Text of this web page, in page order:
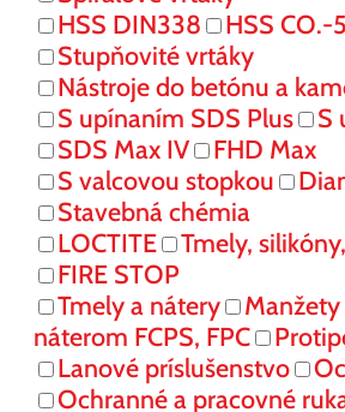
HSS DIN338
HSS
Stupňovité vrtáky
Nástroje do betónu a
S upínaním SDS Plus
S
SDS Max IV
FHD Max
S valcovou stopkou
Stavebná chémia
LOCTITE
Tmely,
FIRE STOP
Tmely a nátery
Manžety
náterom FCPS, FPC
Lanové príslušenstvo
Ochranné a pracovné